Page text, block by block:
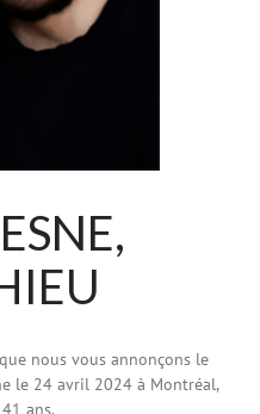
nous vous annonçons le
le 24 avril 2024 à Montréal,
ans.